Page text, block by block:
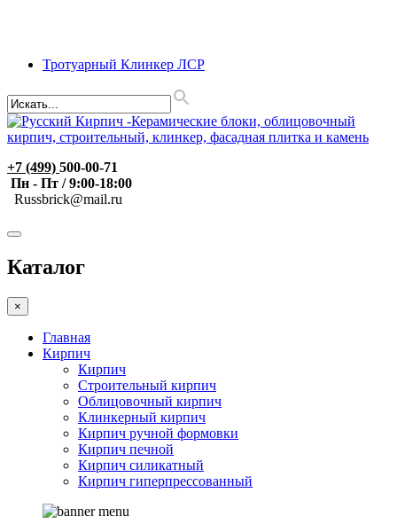
Тротуарный Клинкер ЛСР
+7 (499) 500-00-71
Пн - Пт / 9:00-18:00
Russbrick@mail.ru
Каталог
×
Главная
Кирпич
Кирпич
Строительный кирпич
Облицовочный кирпич
Клинкерный кирпич
Кирпич ручной формовки
Кирпич печной
Кирпич силикатный
Кирпич гиперпрессованный